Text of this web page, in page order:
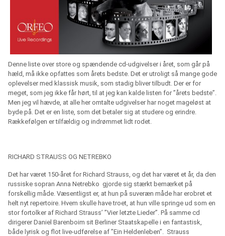
Denne liste over store og spændende cd-udgivelser i året, som går på
hæld, må ikke opfattes som årets bedste. Det er utroligt så mange gode
oplevelser med klassisk musik, som stadig bliver tilbudt. Der er for
meget, som jeg ikke får hørt, til at jeg kan kalde listen for ”årets bedste”.
Men jeg vil hævde, at alle her omtalte udgivelser har noget mageløst at
byde på. Det er en liste, som det betaler sig at studere og erindre.
Rækkefølgen er tilfældig og indrømmet lidt rodet.
RICHARD STRAUSS OG NETREBKO
Det har været 150-året for Richard Strauss, og det har været et år, da den
russiske sopran Anna Netrebko gjorde sig stærkt bemærket på
forskellig måde. Væsentligst er, at hun på suveræn måde har erobret et
helt nyt repertoire. Hvem skulle have troet, at hun ville springe ud som en
stor fortolker af Richard Strauss’ ”Vier letzte Lieder”. På samme cd
dirigerer Daniel Barenboim sit Berliner Staatskapelle i en fantastisk,
både lyrisk og flot live-udførelse af ”Ein Heldenleben”.
Strauss